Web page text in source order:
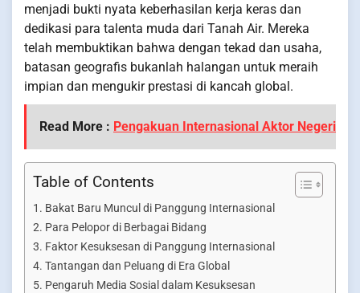
menjadi bukti nyata keberhasilan kerja keras dan
dedikasi para talenta muda dari Tanah Air. Mereka
telah membuktikan bahwa dengan tekad dan usaha,
batasan geografis bukanlah halangan untuk meraih
impian dan mengukir prestasi di kancah global.
Read More : Pengakuan Internasional Aktor Negeri
Table of Contents
Bakat Baru Muncul di Panggung Internasional
Para Pelopor di Berbagai Bidang
Faktor Kesuksesan di Panggung Internasional
Tantangan dan Peluang di Era Global
Pengaruh Media Sosial dalam Kesuksesan